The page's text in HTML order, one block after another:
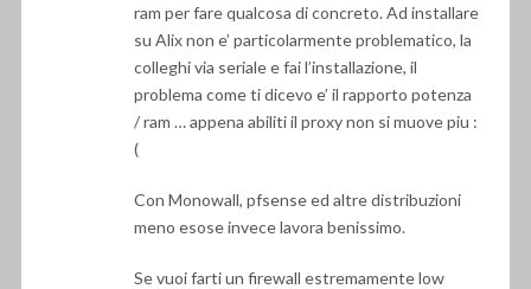
ram per fare qualcosa di concreto. Ad installare
su Alix non e’ particolarmente problematico, la
colleghi via seriale e fai l’installazione, il
problema come ti dicevo e’ il rapporto potenza
/ ram … appena abiliti il proxy non si muove piu :
(
Con Monowall, pfsense ed altre distribuzioni
meno esose invece lavora benissimo.
Se vuoi farti un firewall estremamente low